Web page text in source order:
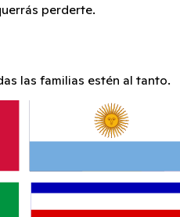
perderte.
las familias estén al tanto.